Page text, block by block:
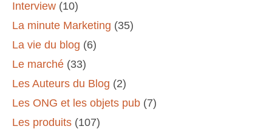
Interview (10)
La minute Marketing (35)
La vie du blog (6)
Le marché (33)
Les Auteurs du Blog (2)
Les ONG et les objets pub (7)
Les produits (107)